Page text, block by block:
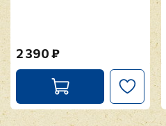
2 390 ₽